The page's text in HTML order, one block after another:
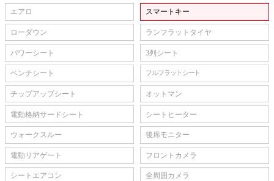
エアロ スマートキー
ローダウン ランフラットタイヤ
パワーシート 3列シート
ベンチシート フルフラットシート
チップアップシート オットマン
電動格納サードシート シートヒーター
ウォークスルー 後席モニター
電動リアゲート フロントカメラ
シートエアコン 全周囲カメラ